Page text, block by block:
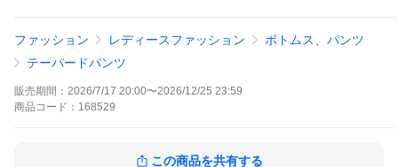
ファッション レディースファッション
ボトムス、パンツ
テーパードパンツ
販売期間： 2026/7/17 20:00〜2026/12/25 23:59
商品 コード： 168529
この商品を共有する